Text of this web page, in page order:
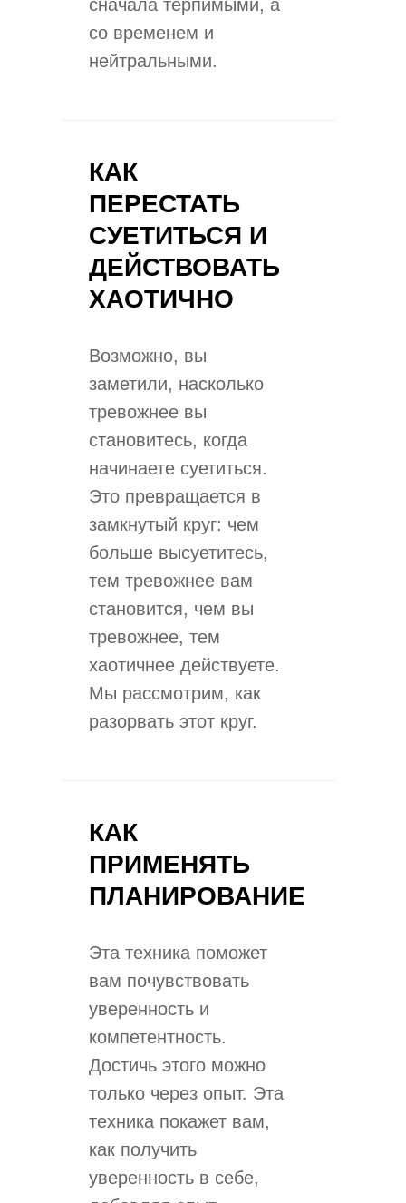
сначала терпимыми, а
со временем и
нейтральными.
КАК
ПЕРЕСТАТЬ
СУЕТИТЬСЯ И
ДЕЙСТВОВАТЬ
ХАОТИЧНО
​Возможно, вы
заметили, насколько
тревожнее вы
становитесь, когда
начинаете суетиться.
Это превращается в
замкнутый круг: чем
больше высуетитесь,
тем тревожнее вам
становится, чем вы
тревожнее, тем
хаотичнее действуете.
Мы рассмотрим, как
разорвать этот круг.
КАК
ПРИМЕНЯТЬ
ПЛАНИРОВАНИЕ
​Эта техника поможет
вам почувствовать
уверенность и
компетентность.
Достичь этого можно
только через опыт. Эта
техника покажет вам,
как получить
уверенность в себе,